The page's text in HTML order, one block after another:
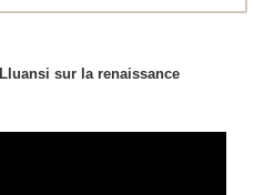
sur la renaissance